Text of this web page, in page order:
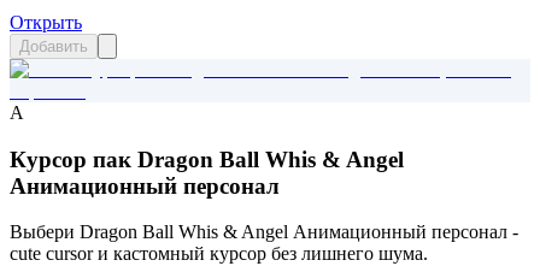
Открыть
Добавить
A
Курсор пак Dragon Ball Whis & Angel
Анимационный персонал
Выбери Dragon Ball Whis & Angel Анимационный персонал -
cute cursor и кастомный курсор без лишнего шума.